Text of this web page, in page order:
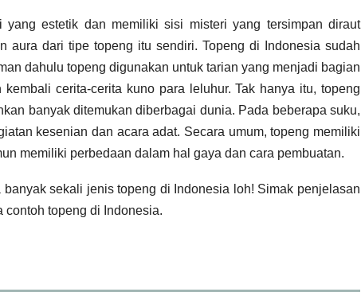
yang estetik dan memiliki sisi misteri yang tersimpan diraut
aura dari tipe topeng itu sendiri. Topeng di Indonesia sudah
dahulu topeng digunakan untuk tarian yang menjadi bagian
cerita-cerita kuno para leluhur. Tak hanya itu, topeng
banyak ditemukan diberbagai dunia. Pada beberapa suku,
kesenian dan acara adat. Secara umum, topeng memiliki
memiliki perbedaan dalam hal gaya dan cara pembuatan.
sekali jenis topeng di Indonesia loh! Simak penjelasan
contoh topeng di Indonesia.